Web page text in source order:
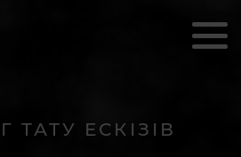
ТАТУ ЕСКІЗІВ